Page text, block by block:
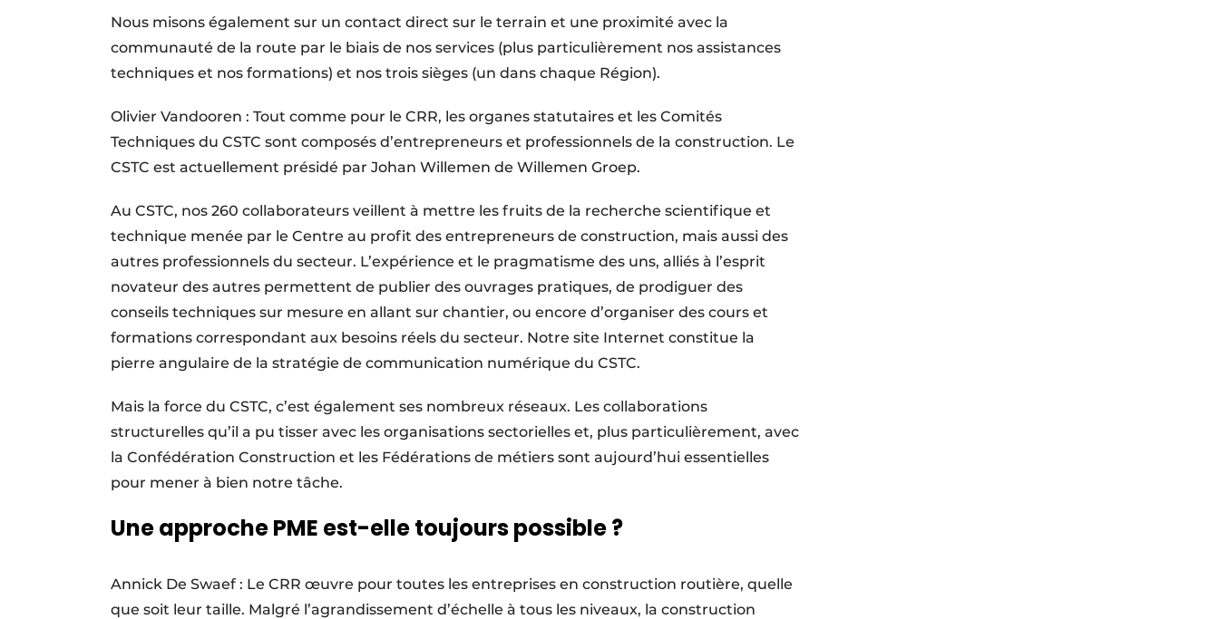
Nous misons également sur un contact direct sur le terrain et une proximité avec la
communauté de la route par le biais de nos services (plus particulièrement nos assistances
techniques et nos formations) et nos trois sièges (un dans chaque Région).
Olivier Vandooren : Tout comme pour le CRR, les organes statutaires et les Comités
Techniques du CSTC sont composés d’entrepreneurs et professionnels de la construction. Le
CSTC est actuellement présidé par Johan Willemen de Willemen Groep.
Au CSTC, nos 260 collaborateurs veillent à mettre les fruits de la recherche scientifique et
technique menée par le Centre au profit des entrepreneurs de construction, mais aussi des
autres professionnels du secteur. L’expérience et le pragmatisme des uns, alliés à l’esprit
novateur des autres permettent de publier des ouvrages pratiques, de prodiguer des
conseils techniques sur mesure en allant sur chantier, ou encore d’organiser des cours et
formations correspondant aux besoins réels du secteur. Notre site Internet constitue la
pierre angulaire de la stratégie de communication numérique du CSTC.
Mais la force du CSTC, c’est également ses nombreux réseaux. Les collaborations
structurelles qu’il a pu tisser avec les organisations sectorielles et, plus particulièrement, avec
la Confédération Construction et les Fédérations de métiers sont aujourd’hui essentielles
pour mener à bien notre tâche.
Une approche PME est-elle toujours possible ?
Annick De Swaef : Le CRR œuvre pour toutes les entreprises en construction routière, quelle
que soit leur taille. Malgré l’agrandissement d’échelle à tous les niveaux, la construction